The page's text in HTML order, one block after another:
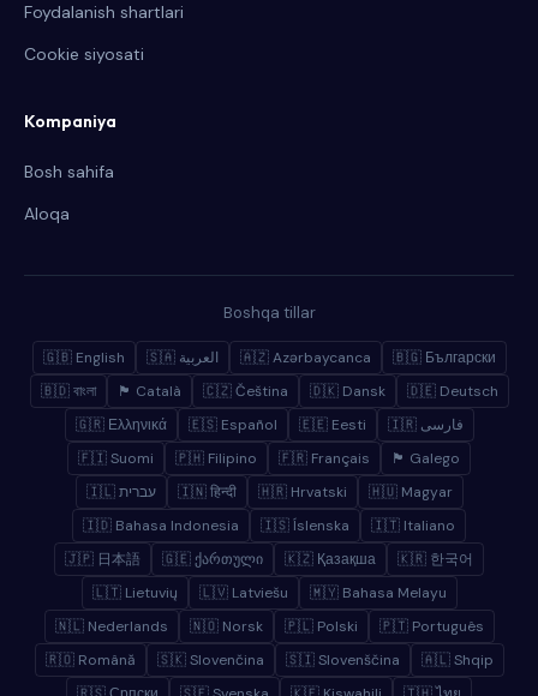
Foydalanish shartlari
Cookie siyosati
Kompaniya
Bosh sahifa
Aloqa
Boshqa tillar
🇬🇧 English 🇸🇦 العربية 🇦🇿 Azərbaycanca
🇧🇬 Български
🇧🇩 বাংলা
🏴 Català 🇨🇿 Čeština 🇩🇰 Dansk
🇩🇪 Deutsch
🇬🇷 Ελληνικά
🇪🇸 Español 🇪🇪 Eesti
🇮🇷 فارسی
🇫🇮 Suomi
🇵🇭 Filipino 🇫🇷 Français
🏴 Galego
🇮🇱 עברית
🇮🇳 हिन्दी 🇭🇷 Hrvatski
🇭🇺 Magyar
🇮🇩 Bahasa Indonesia
🇮🇸 Íslenska
🇮🇹 Italiano
🇯🇵 日本語
🇬🇪 ქართული 🇰🇿 Қазақша
🇰🇷 한국어
🇱🇹 Lietuvių
🇱🇻 Latviešu
🇲🇾 Bahasa Melayu
🇳🇱 Nederlands
🇳🇴 Norsk 🇵🇱 Polski
🇵🇹 Português
🇷🇴 Română
🇸🇰 Slovenčina 🇸🇮 Slovenščina
🇦🇱 Shqip